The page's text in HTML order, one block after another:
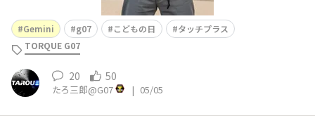
Gemini g07 こどもの日
タッチプラス
TORQUE G07
20 50
たろ三郎@G07 | 05/05